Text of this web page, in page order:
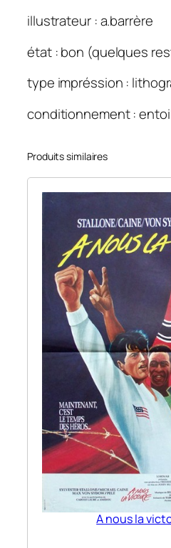
illustrateur : a.barrère
état : bon (quelques
type impréssion :
conditionnement :
Produits similaires
A nous la